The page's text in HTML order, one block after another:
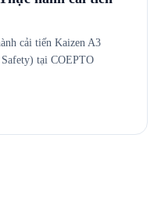
cải tiến Kaizen A3
tại COEPTO